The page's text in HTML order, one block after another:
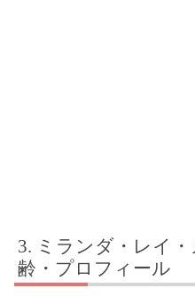
ミランダ・レイ
齢・プロフィール